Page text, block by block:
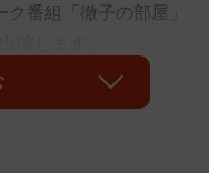
番組「徹子の部屋」
81年、「センチメンタ